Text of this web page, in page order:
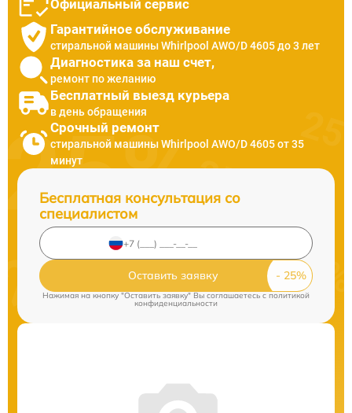
Официальный сервис
Гарантийное обслуживание
стиральной машины Whirlpool AWO/D 4605 до 3 лет
Диагностика за наш счет,
ремонт по желанию
Бесплатный выезд курьера
в день обращения
Срочный ремонт
стиральной машины Whirlpool AWO/D 4605 от 35
минут
Бесплатная консультация со
специалистом
Оставить заявку
Нажимая на кнопку "Оставить заявку" Вы соглашаетесь c политикой
конфиденциальности